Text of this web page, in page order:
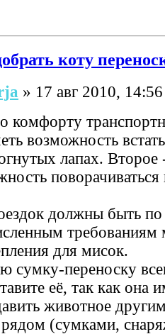
коту
» 17 авг 2010, 14:56
комфорту
возможность
лапах.
поворачиваться
должны быть
для мисок.
сумку-переноску
её, так как она
животное
(сумками,